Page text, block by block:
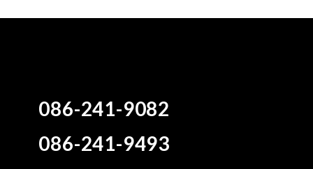
086-241-9082
086-241-9493